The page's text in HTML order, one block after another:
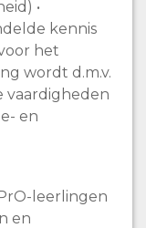
•
kennis
het
wordt d.m.v.
vaardigheden
en
leerlingen
en